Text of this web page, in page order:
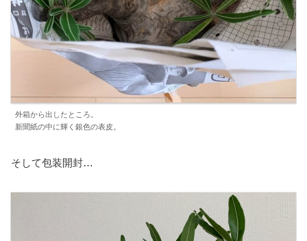
外箱から出したところ。
新聞紙の中に輝く銀色の表皮。
そして包装開封…